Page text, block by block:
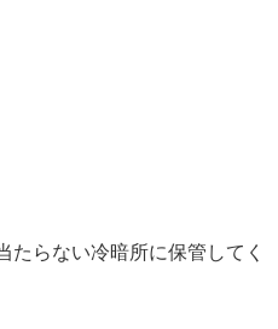
たらない冷暗所に保管してく